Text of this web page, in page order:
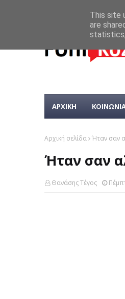
ΑΡΧΙΚΗ
Αρχική σελίδα Ήταν σαν
Ήταν σαν
Θανάσης Τέγος
This site
are